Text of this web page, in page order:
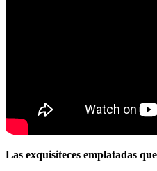
Las exquisiteces emplatadas